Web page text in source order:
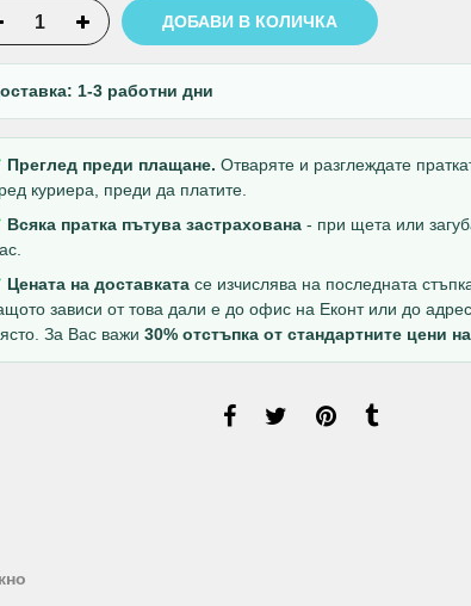
ДОБАВИ В КОЛИЧКА
1-3 работни дни
Преглед преди плащане. Отваряте и разглеждате
куриера, преди да платите.
Всяка пратка пътува застрахована - при щета или
Цената на доставката се изчислява на последната
зависи от това дали е до офис на Еконт или до
За Вас важи 30% отстъпка от стандартните цени